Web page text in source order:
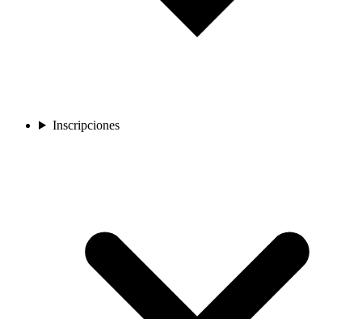
Inscripciones